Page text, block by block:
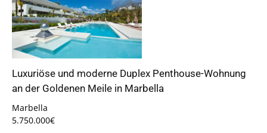
Luxuriöse und moderne Duplex Penthouse-Wohnung
an der Goldenen Meile in Marbella
Marbella
5.750.000€